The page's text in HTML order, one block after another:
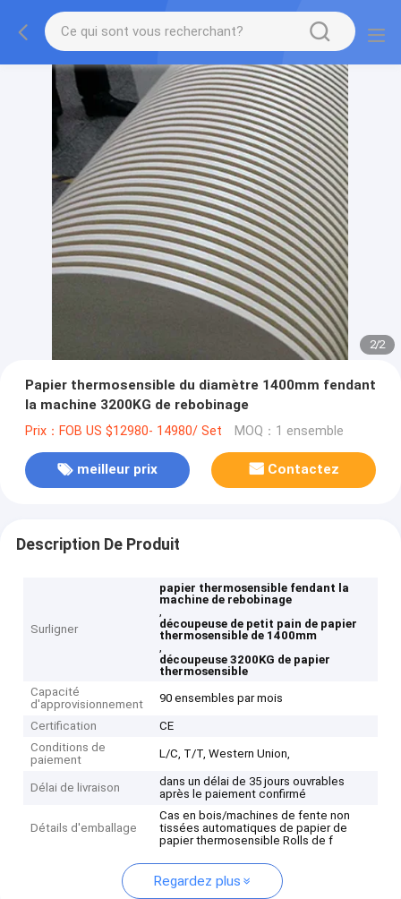
2/2
Papier thermosensible du diamètre 1400mm fendant
la machine 3200KG de rebobinage
Prix：FOB US $12980- 14980/ Set MOQ：1 ensemble
meilleur prix Contactez
Description De Produit
Surligner
papier thermosensible fendant la
machine de rebobinage
,
découpeuse de petit pain de papier
thermosensible de 1400mm
,
découpeuse 3200KG de papier
thermosensible
Capacité
d'approvisionnement
90 ensembles par mois
Certification
CE
Conditions de
paiement
L/C, T/T, Western Union,
Délai de livraison
dans un délai de 35 jours ouvrables
après le paiement confirmé
Détails d'emballage
Cas en bois/machines de fente non
tissées automatiques de papier de
papier thermosensible Rolls de f
Regardez plus